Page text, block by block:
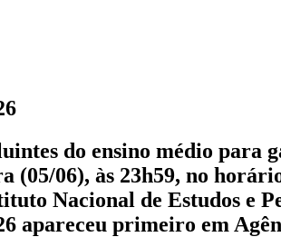
do ensino médio
06), às 23h59, no
Nacional de Estudos e
apareceu primeiro em